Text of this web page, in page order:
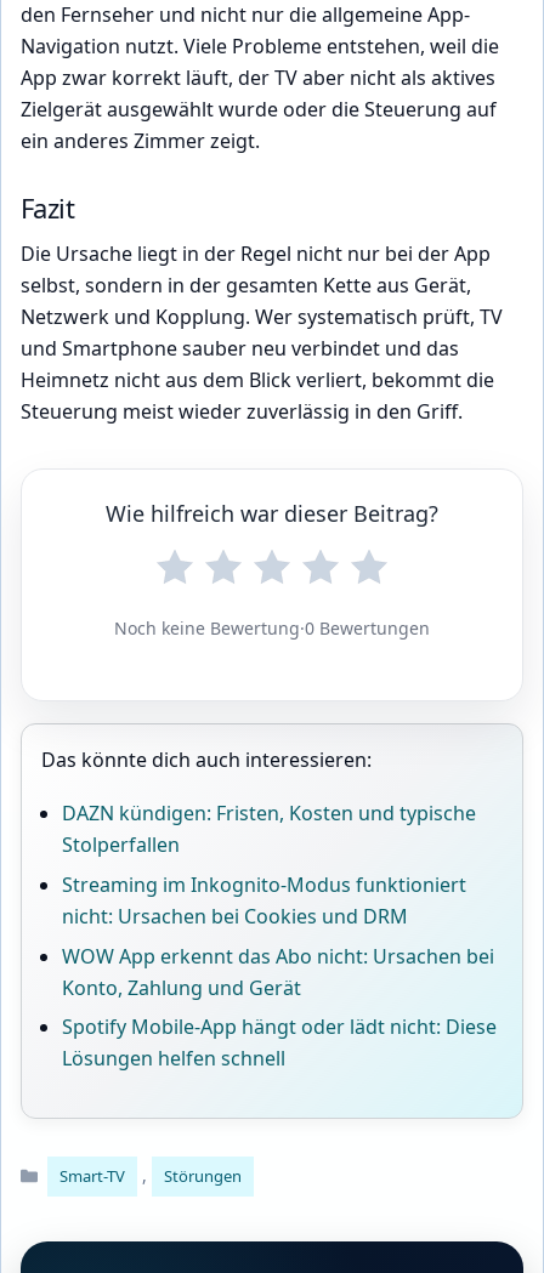
den Fernseher und nicht nur die allgemeine App-
Navigation nutzt. Viele Probleme entstehen, weil die
App zwar korrekt läuft, der TV aber nicht als aktives
Zielgerät ausgewählt wurde oder die Steuerung auf
ein anderes Zimmer zeigt.
Fazit
Die Ursache liegt in der Regel nicht nur bei der App
selbst, sondern in der gesamten Kette aus Gerät,
Netzwerk und Kopplung. Wer systematisch prüft, TV
und Smartphone sauber neu verbindet und das
Heimnetz nicht aus dem Blick verliert, bekommt die
Steuerung meist wieder zuverlässig in den Griff.
Wie hilfreich war dieser Beitrag?
Noch keine Bewertung·0 Bewertungen
Das könnte dich auch interessieren:
DAZN kündigen: Fristen, Kosten und typische
Stolperfallen
Streaming im Inkognito-Modus funktioniert
nicht: Ursachen bei Cookies und DRM
WOW App erkennt das Abo nicht: Ursachen bei
Konto, Zahlung und Gerät
Spotify Mobile-App hängt oder lädt nicht: Diese
Lösungen helfen schnell
Smart-TV , Störungen